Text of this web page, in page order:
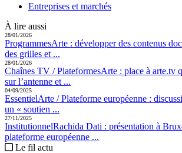
Entreprises et marchés
À lire aussi
28/01/2026
ProgrammesArte : développer des contenus
des grilles et ...
28/01/2026
Chaînes TV / PlateformesArte : place à arte.tv
sur l’antenne et ...
04/09/2025
EssentielArte / Plateforme européenne :
un « soutien ...
27/11/2025
InstitutionnelRachida Dati : présentation à
plateforme européenne ...
Le fil actu